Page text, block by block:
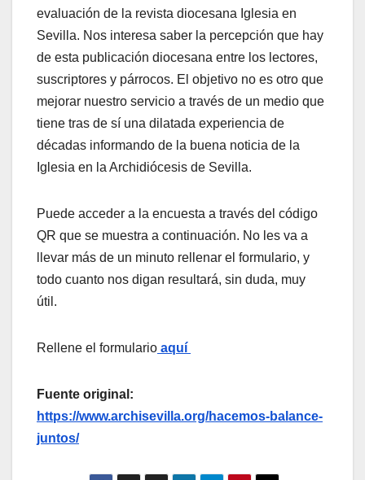
evaluación de la revista diocesana Iglesia en
Sevilla. Nos interesa saber la percepción que hay
de esta publicación diocesana entre los lectores,
suscriptores y párrocos. El objetivo no es otro que
mejorar nuestro servicio a través de un medio que
tiene tras de sí una dilatada experiencia de
décadas informando de la buena noticia de la
Iglesia en la Archidiócesis de Sevilla.
Puede acceder a la encuesta a través del código
QR que se muestra a continuación. No les va a
llevar más de un minuto rellenar el formulario, y
todo cuanto nos digan resultará, sin duda, muy
útil.
Rellene el formulario aquí
Fuente original:
https://www.archisevilla.org/hacemos-balance-
juntos/